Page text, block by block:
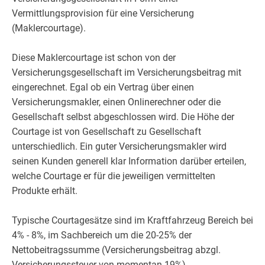
Vermittlungsprovision für eine Versicherung
(Maklercourtage).
Diese Maklercourtage ist schon von der
Versicherungsgesellschaft im Versicherungsbeitrag mit
eingerechnet. Egal ob ein Vertrag über einen
Versicherungsmakler, einen Onlinerechner oder die
Gesellschaft selbst abgeschlossen wird. Die Höhe der
Courtage ist von Gesellschaft zu Gesellschaft
unterschiedlich. Ein guter Versicherungsmakler wird
seinen Kunden generell klar Information darüber erteilen,
welche Courtage er für die jeweiligen vermittelten
Produkte erhält.
Typische Courtagesätze sind im Kraftfahrzeug Bereich bei
4% - 8%, im Sachbereich um die 20-25% der
Nettobeitragssumme (Versicherungsbeitrag abzgl.